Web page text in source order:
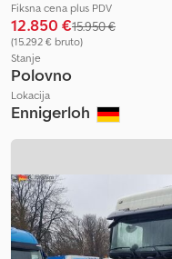
Fiksna cena plus PDV
12.850 €15.950 €
(15.292 € bruto)
Stanje
Polovno
Lokacija
Ennigerloh